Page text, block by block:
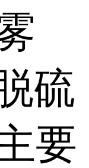
硫
要